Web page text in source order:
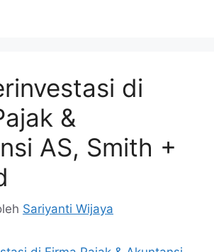
di
&
AS, Smith +
Sariyanti Wijaya